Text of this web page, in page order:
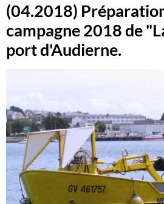
(04.2018)
campagne 2018 de
port d'Audierne.